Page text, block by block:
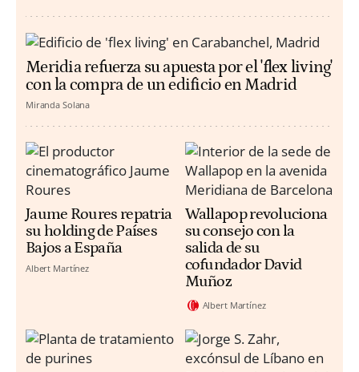
Meridia refuerza su apuesta por el 'flex living'
con la compra de un edificio en Madrid
Miranda Solana
Jaume Roures repatria
su holding de Países
Bajos a España
Albert Martínez
Wallapop revoluciona
su consejo con la
salida de su
cofundador David
Muñoz
Albert Martínez